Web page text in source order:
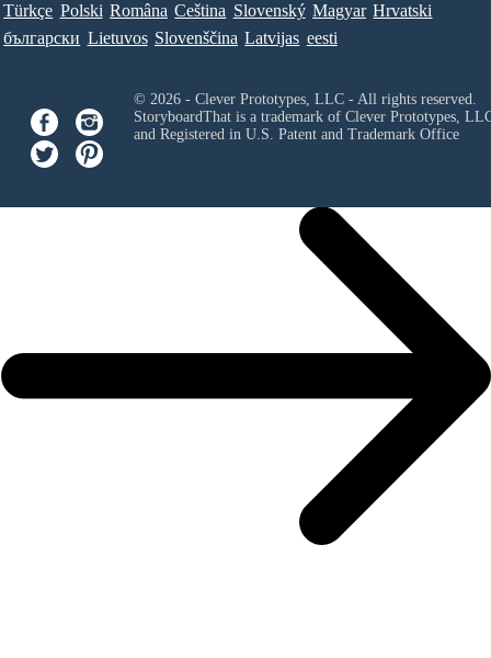
Türkçe Polski Româna Ceština Slovenský Magyar Hrvatski
български Lietuvos Slovenščina Latvijas eesti
© 2026 - Clever Prototypes, LLC - All rights reserved.
StoryboardThat is a trademark of Clever Prototypes,
and Registered in U.S. Patent and Trademark Office